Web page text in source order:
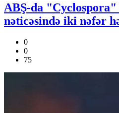
ABŞ-da "Cyclospora"
nəticəsində iki nəfər
0
0
75